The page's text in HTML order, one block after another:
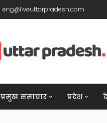
eng@liveuttarpradesh.com
प्रमुख समाचार प्रदेश